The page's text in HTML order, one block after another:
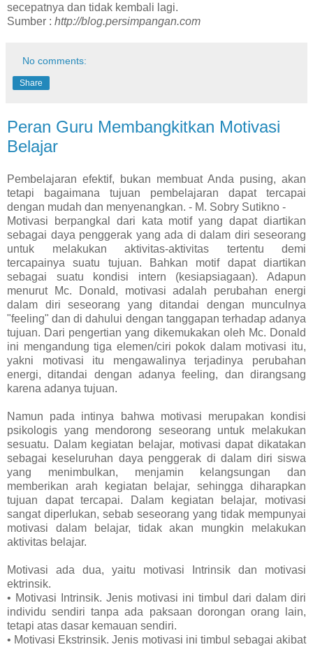
secepatnya dan tidak kembali lagi.
Sumber : http://blog.persimpangan.com
No comments:
Share
Peran Guru Membangkitkan Motivasi
Belajar
Pembelajaran efektif, bukan membuat Anda pusing, akan
tetapi bagaimana tujuan pembelajaran dapat tercapai
dengan mudah dan menyenangkan. - M. Sobry Sutikno -
Motivasi berpangkal dari kata motif yang dapat diartikan
sebagai daya penggerak yang ada di dalam diri seseorang
untuk melakukan aktivitas-aktivitas tertentu demi
tercapainya suatu tujuan.
Bahkan motif dapat diartikan
sebagai suatu kondisi intern (kesiapsiagaan). Adapun
menurut Mc. Donald, motivasi adalah perubahan energi
dalam diri seseorang yang ditandai dengan munculnya
"feeling" dan di dahului dengan tanggapan terhadap adanya
tujuan. Dari pengertian yang dikemukakan oleh Mc. Donald
ini mengandung tiga elemen/ciri pokok dalam motivasi itu,
yakni motivasi itu mengawalinya terjadinya perubahan
energi, ditandai dengan adanya feeling, dan dirangsang
karena adanya tujuan.
Namun pada intinya bahwa motivasi merupakan kondisi
psikologis yang mendorong seseorang untuk melakukan
sesuatu. Dalam kegiatan belajar, motivasi dapat dikatakan
sebagai keseluruhan daya penggerak di dalam diri siswa
yang menimbulkan, menjamin kelangsungan dan
memberikan arah kegiatan belajar, sehingga diharapkan
tujuan dapat tercapai. Dalam kegiatan belajar, motivasi
sangat diperlukan, sebab seseorang yang tidak mempunyai
motivasi dalam belajar, tidak akan mungkin melakukan
aktivitas belajar.
Motivasi ada dua, yaitu motivasi Intrinsik dan motivasi
ektrinsik.
• Motivasi Intrinsik. Jenis motivasi ini timbul dari dalam diri
individu sendiri tanpa ada paksaan dorongan orang lain,
tetapi atas dasar kemauan sendiri.
• Motivasi Ekstrinsik. Jenis motivasi ini timbul sebagai akibat